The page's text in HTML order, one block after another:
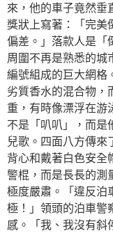
來，他的車子竟然垂
獎狀上寫著：「完
偏差。」落款人是「
周圍不再是熟悉的城
編號組成的巨大網格
劣質香水的混合物，
重，有時像漂浮在游
不是「叭叭」，而是
兒歌。四面八方傳來
背心和戴著白色安全
警棍，而是長長的測
極度嚴肅。「違反泊
極！」領頭的泊車警
感。「我、我沒有斜